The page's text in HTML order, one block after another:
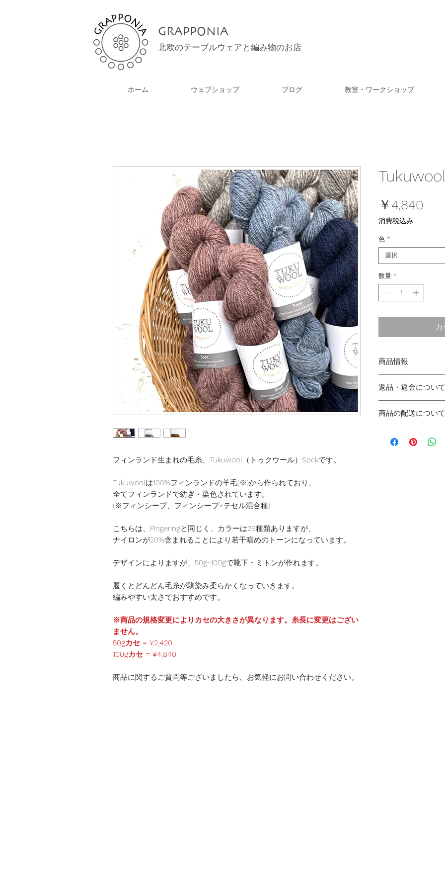
GRAPPONIA
北欧のテーブルウェアと編み物のお店
ホーム ウェブショップ ブログ 教室・ワークショップ
フィンランド生まれの毛糸、Tukuwool（トゥクウール）Sockです。
Tukuwoolは100%フィンランドの羊毛(※)から作られており、
全てフィンランドで紡ぎ・染色されています。
(※フィンシープ、フィンシープ×テセル混合種)
こちらは、Fingeringと同じく、カラーは29種類ありますが、
ナイロンが20%含まれることにより若干暗めのトーンになっています。
デザインによりますが、50g~100gで靴下・ミトンが作れます。
履くとどんどん毛糸が馴染み柔らかくなっていきます。
編みやすい太さでおすすめです。
※商品の規格変更によりカセの大きさが異なります。糸長に変更はござい
ません。
50gカセ = ¥2,420
100gカセ = ¥4,840
商品に関するご質問等ございましたら、お気軽にお問い合わせください。
￥4,840
消費税込み
色 *
選択
数量 *
商品情報
素材：80%フィン
やさしく手洗い
使用針：2.75〜
返品・返金について
び返金には応じかね
商品の配送について
佐川急便にて発送